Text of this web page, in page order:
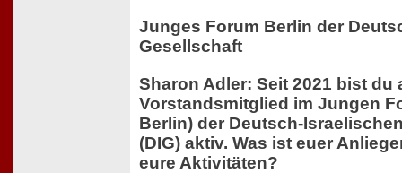
Junges Forum Berlin der
Gesellschaft
Sharon Adler: Seit 2021 bist du
Vorstandsmitglied im Jungen
Berlin) der Deutsch-
(DIG) aktiv. Was ist euer
eure Aktivitäten?